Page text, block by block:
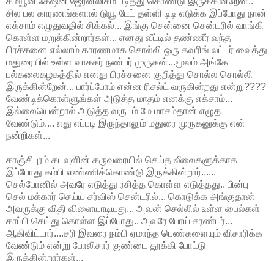
சில பல காரணங்களால் டுயூ டேட் தள்ளி டிடி எடுக்க இப்போது நான்
எக்சாம் எழுதுவதில் சிக்கல்... இங்கு சென்னை சென்டரில் வாங்கி
கொள்ள மறுக்கின்றார்கள்... எனது வீட்டில் தண்ணீர் வந்த
பிரச்சனை எல்லாம் காரணமாக சொல்லி ஒரு கவரிங் லட்டர் வைத்து
மதுரையில் உள்ள வாசகர் நண்பர் முருகன்...மூலம் அங்கே
பல்கலைகழகத்தில் எனது பிரச்சனை குறித்து சொல்ல சொல்லி
இருக்கின்றேன்... பார்ப்போம் என்ன ரிசல்ட் வருகின்றது என்று????
வேண்டிக்கொள்ளுங்கள் அடுத்த மாதம் எனக்கு எக்சாம்...
இல்லையென்றால் அடுத்த வருடம் மே மாசம்தான் எழுத
வேண்டும்.... எது எப்படி இருந்தாலும் மதுரை முருகனுக்கு என்
நன்றிகள்...
காஞ்சிபுரம் கடவுளின் கருவரையில் செய்த லீலைகளுக்காக
இப்போது கம்பி எண்ணிக்கொண்டு இருக்கின்றார்......
செல்போனில் அவரே எடுத்து ரசித்த கொள்ள எடுத்தது.. பின்பு
செல் மக்கார் செய்ய சர்விஸ் சென்டரில்... கொடுக்க அங்குதான்
அவருக்கு விதி விளையாடியது... அவன் செல்லில் உள்ள பைல்கள்
காப்பி செய்து கொள்ள இப்போது.. அவரே போய் சரண்டர்...
ஆகிவிட்டார்....சரி இவரை நம்பி ஏமாந்த பெண்களையும் விசாரிக்க
வேண்டும் என்று போலிசார் குண்டை தூக்கி போட்டு
இருக்கின்றார்கள்...